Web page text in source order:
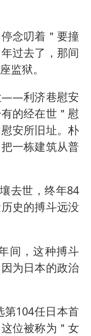
念叨着＂要撞
过去了，那间
监狱。
——利济巷慰安
的经在世＂慰
安所旧址。朴
一栋建筑从普
去世，终年84
史的搏斗远没
间，这种搏斗
为日本的政治
第104任日本首
位被称为＂女